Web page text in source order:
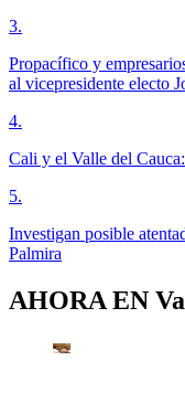
3.
Propacífico y
al vicepresidente electo
4.
Cali y el Valle del
5.
Investigan posible
Palmira
AHORA EN